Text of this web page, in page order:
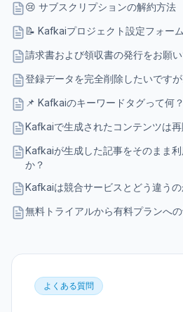
😢 サブスクリプションの解約方法
📝 Kafkaiプロジェクト設定フォー
請求書および領収書の発行をお願い
登録データを完全削除したいですが
📌 Kafkaiのキーワードタグって何？
Kafkaiで生成されたコンテンツは
Kafkaiが生成した記事をそのまま
か？
Kafkaiは競合サービスとどう違うの
無料トライアルから有料プランへ
よくある質問